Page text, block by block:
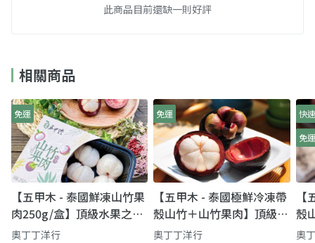
此商品目前還缺一則好評
相關商品
免運
【五甲木 - 泰國鮮凍山竹果
肉250g/盒】頂級水果之
后！泰國皇室的最愛
奧丁丁洋行
免運
【五甲木 - 泰國極鮮冷凍帶
殼山竹＋山竹果肉】頂級水
果之后！泰國皇室的最愛
奧丁丁洋行
快
免運
殼
之
奧